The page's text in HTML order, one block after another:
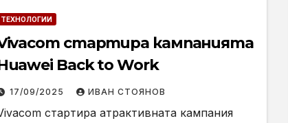
ТЕХНОЛОГИИ
стартира кампанията
Back to Work
17/09/2025 ИВАН СТОЯНОВ
стартира атрактивната кампания